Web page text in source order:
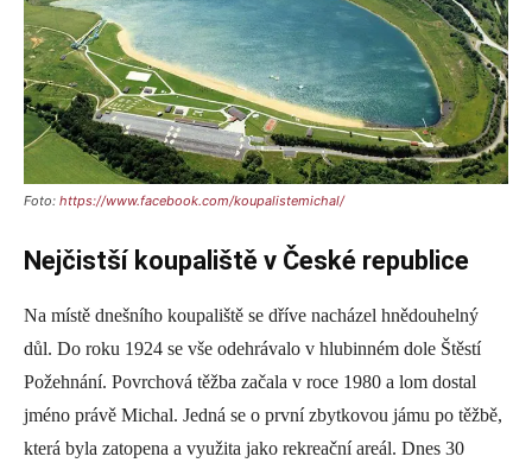
Foto: https://www.facebook.com/koupalistemichal/
Nejčistší koupaliště v České republice
Na místě dnešního koupaliště se dříve nacházel hnědouhelný
důl. Do roku 1924 se vše odehrávalo v hlubinném dole Štěstí
Požehnání. Povrchová těžba začala v roce 1980 a lom dostal
jméno právě Michal. Jedná se o první zbytkovou jámu po těžbě,
která byla zatopena a využita jako rekreační areál. Dnes 30